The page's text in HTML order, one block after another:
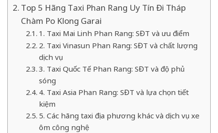
Top 5 Hãng Taxi Phan Rang Uy Tín Đi Tháp
Chàm Po Klong Garai
1. Taxi Mai Linh Phan Rang: SĐT và ưu điểm
2. Taxi Vinasun Phan Rang: SĐT và chất lượng
dịch vụ
3. Taxi Quốc Tế Phan Rang: SĐT và độ phủ
sóng
4. Taxi Asia Phan Rang: SĐT và lựa chọn tiết
kiệm
5. Các hãng taxi địa phương khác và dịch vụ xe
ôm công nghệ